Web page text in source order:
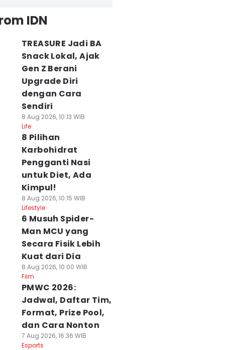
IDN
TREASURE Jadi BA
Snack Lokal, Ajak
Gen Z Berani
Upgrade Diri
dengan Cara
Sendiri
8 Aug 2026, 10:13 WIB
Life
8 Pilihan
Karbohidrat
Pengganti Nasi
untuk Diet, Ada
Kimpul!
8 Aug 2026, 10:15 WIB
Lifestyle
6 Musuh Spider-
Man MCU yang
Secara Fisik Lebih
Kuat dari Dia
8 Aug 2026, 10:00 WIB
Film
PMWC 2026:
Jadwal, Daftar Tim,
Format, Prize Pool,
dan Cara Nonton
7 Aug 2026, 16:36 WIB
Esports